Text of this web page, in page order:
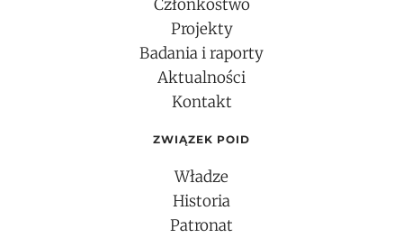
Członkostwo
Projekty
Badania i raporty
Aktualności
Kontakt
ZWIĄZEK POID
Władze
Historia
Patronat